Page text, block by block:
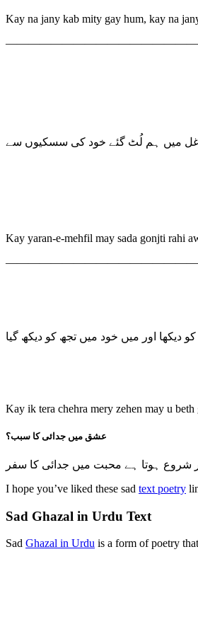
Kay na jany kab mity gay hum, kay na
میں ہم لُٹ گئے خود کی سسکیوں سے
Kay yaran-e-mehfil may sada gonjti rahi
دیکھا اور میں خود میں تجھ کو دیکھ گیا
Kay ik tera chehra mery zehen may u
عشق میں جدائی کا سبب؟
شروع ہوتا ہے محبت میں جدائی کا سفر
I hope you’ve liked these sad text poetry
Sad Ghazal in Urdu Text
Sad Ghazal in Urdu is a form of poetry